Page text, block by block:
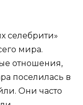
селебрити»
мира.
отношения,
поселилась в
Они часто